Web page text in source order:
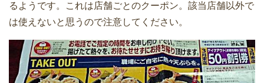
るようです。これは店舗ごとのクーポン。該当店舗以外で
は使えないと思うので注意してください。